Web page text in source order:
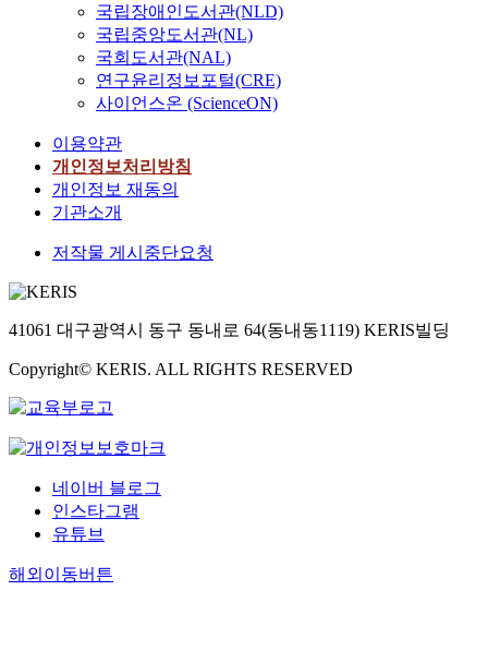
국립장애인도서관(NLD)
국립중앙도서관(NL)
국회도서관(NAL)
연구윤리정보포털(CRE)
사이언스온 (ScienceON)
이용약관
개인정보처리방침
개인정보 재동의
기관소개
저작물 게시중단요청
41061 대구광역시 동구 동내로 64(동내동1119) KERIS빌딩
Copyright© KERIS. ALL RIGHTS RESERVED
네이버 블로그
인스타그램
유튜브
해외이동버튼